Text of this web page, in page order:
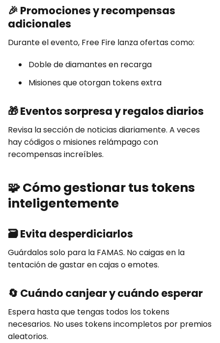
🎉 Promociones y recompensas
adicionales
Durante el evento, Free Fire lanza ofertas como:
Doble de diamantes en recarga
Misiones que otorgan tokens extra
🎁Eventos sorpresa y regalos diarios
Revisa la sección de noticias diariamente. A veces
hay códigos o misiones relámpago con
recompensas increíbles.
🧩Cómo gestionar tus tokens
inteligentemente
🗃️Evita desperdiciarlos
Guárdalos solo para la FAMAS. No caigas en la
tentación de gastar en cajas o emotes.
🔄 Cuándo canjear y cuándo esperar
Espera hasta que tengas todos los tokens
necesarios. No uses tokens incompletos por premios
aleatorios.